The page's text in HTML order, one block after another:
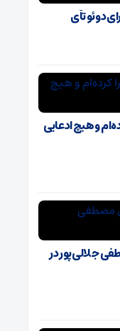
دوئو تآی
و هیچ ادعایی
جلالی‌پور در